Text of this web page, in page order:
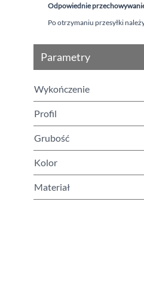
Odpowiednie
Po otrzymaniu przesyłki
Parametry
Wykończenie
Profil
Grubość
Kolor
Materiał